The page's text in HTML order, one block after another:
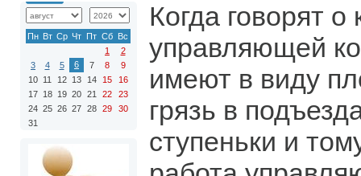
Пн Вт Ср Чт Пт Сб Вс
1
2
3
4 5 6 7 8
9
10 11 12 13 14 15
16
17 18 19 20 21 22
23
24 25 26 27 28 29
30
31
Когда говорят
управляющей
имеют в виду
грязь в
ступеньки и